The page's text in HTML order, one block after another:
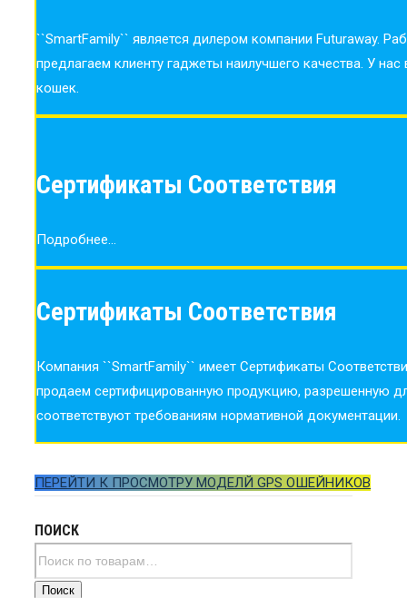
``SmartFamily`` является дилером компании Futuraway.
предлагаем клиенту гаджеты наилучшего качества. У
кошек.
Сертификаты Соответствия
Подробнее...
Сертификаты Соответствия
Компания ``SmartFamily`` имеет Сертификаты
продаем сертифицированную продукцию, разрешенную
соответствуют требованиям нормативной документации.
ПЕРЕЙТИ К ПРОСМОТРУ МОДЕЛЙ GPS ОШЕЙНИКОВ
ПОИСК
Поиск